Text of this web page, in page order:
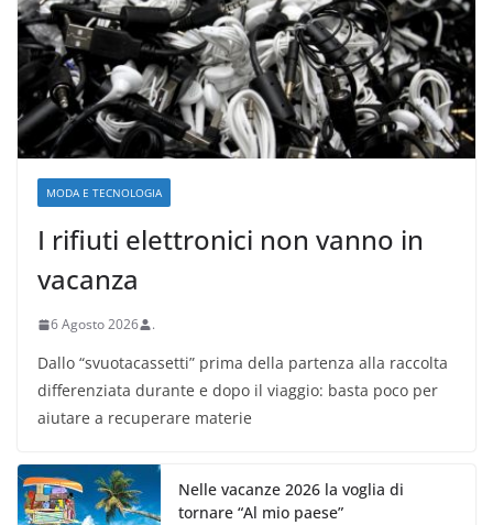
MODA E TECNOLOGIA
I rifiuti elettronici non vanno in
vacanza
6 Agosto 2026 .
Dallo “svuotacassetti” prima della partenza alla raccolta
differenziata durante e dopo il viaggio: basta poco per
aiutare a recuperare materie
Nelle vacanze 2026 la voglia di
tornare “Al mio paese”